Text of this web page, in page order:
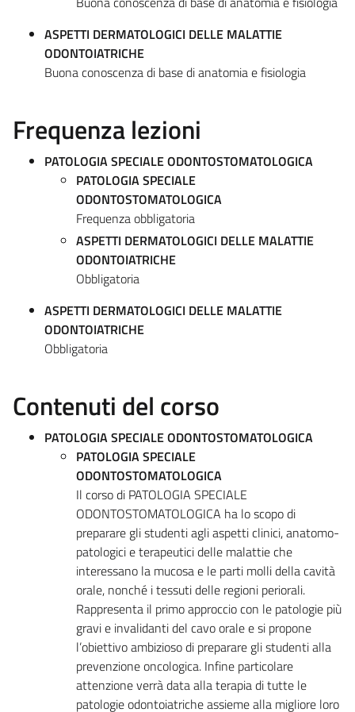
ASPETTI DERMATOLOGICI DELLE MALATTIE
ODONTOIATRICHE
Buona conoscenza di base di anatomia e fisiologia
Frequenza lezioni
PATOLOGIA SPECIALE ODONTOSTOMATOLOGICA
PATOLOGIA SPECIALE
ODONTOSTOMATOLOGICA
Frequenza obbligatoria
ASPETTI DERMATOLOGICI DELLE MALATTIE
ODONTOIATRICHE
Obbligatoria
ASPETTI DERMATOLOGICI DELLE MALATTIE
ODONTOIATRICHE
Obbligatoria
Contenuti del corso
PATOLOGIA SPECIALE ODONTOSTOMATOLOGICA
PATOLOGIA SPECIALE
ODONTOSTOMATOLOGICA
Il corso di PATOLOGIA SPECIALE
ODONTOSTOMATOLOGICA ha lo scopo di
preparare gli studenti agli aspetti clinici, anatomo-
patologici e terapeutici delle malattie che
interessano la mucosa e le parti molli della cavità
orale, nonché i tessuti delle regioni periorali.
Rappresenta il primo approccio con le patologie più
gravi e invalidanti del cavo orale e si propone
l’obiettivo ambizioso di preparare gli studenti alla
prevenzione oncologica. Infine particolare
attenzione verrà data alla terapia di tutte le
patologie odontoiatriche assieme alla migliore loro